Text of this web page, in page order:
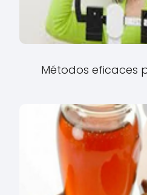
Métodos eficaces